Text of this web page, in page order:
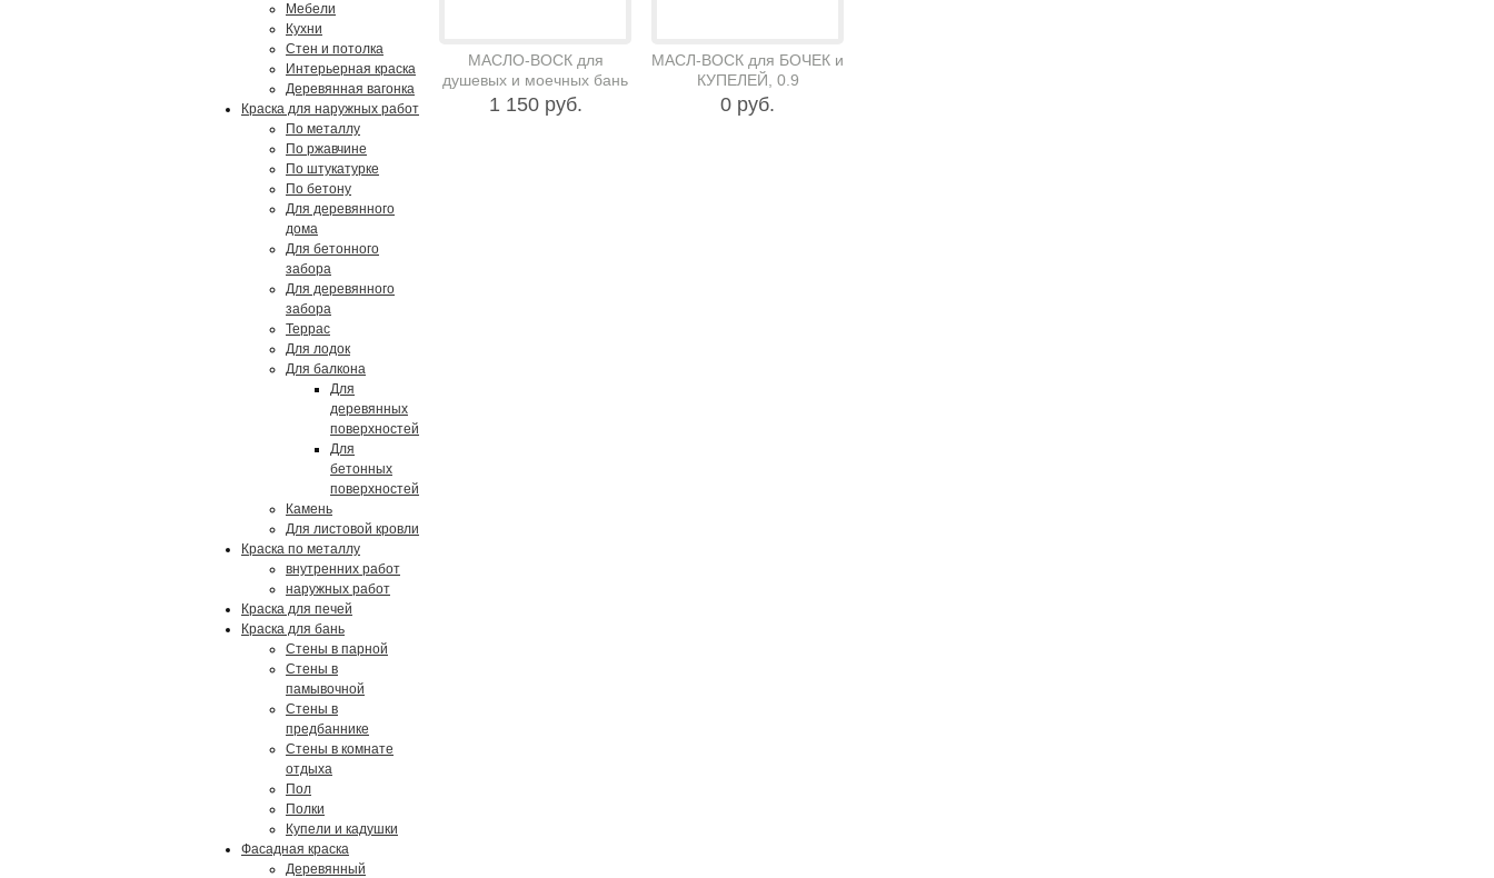
Мебели
Кухни
Стен и потолка
Интерьерная краска
Деревянная вагонка
Краска для наружных работ
По металлу
По ржавчине
По штукатурке
По бетону
Для деревянного
дома
Для бетонного
забора
Для деревянного
забора
Террас
Для лодок
Для балкона
Для
деревянных
поверхностей
Для
бетонных
поверхностей
Камень
Для листовой кровли
Краска по металлу
внутренних работ
наружных работ
Краска для печей
Краска для бань
Стены в парной
Стены в
памывочной
Стены в
предбаннике
Стены в комнате
отдыха
Пол
Полки
Купели и кадушки
Фасадная краска
Деревянный
МАСЛО-ВОСК для
душевых и моечных бань
и саун, 0.9 о,
"Масло&Дерево"
1 150 руб.
МАСЛ-ВОСК для БОЧЕК и
КУПЕЛЕЙ, 0.9
л."Масло&Дерево"
0 руб.